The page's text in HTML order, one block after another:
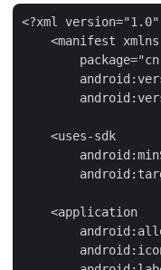
<?xml
<manifest
    <uses-sdk
    <application